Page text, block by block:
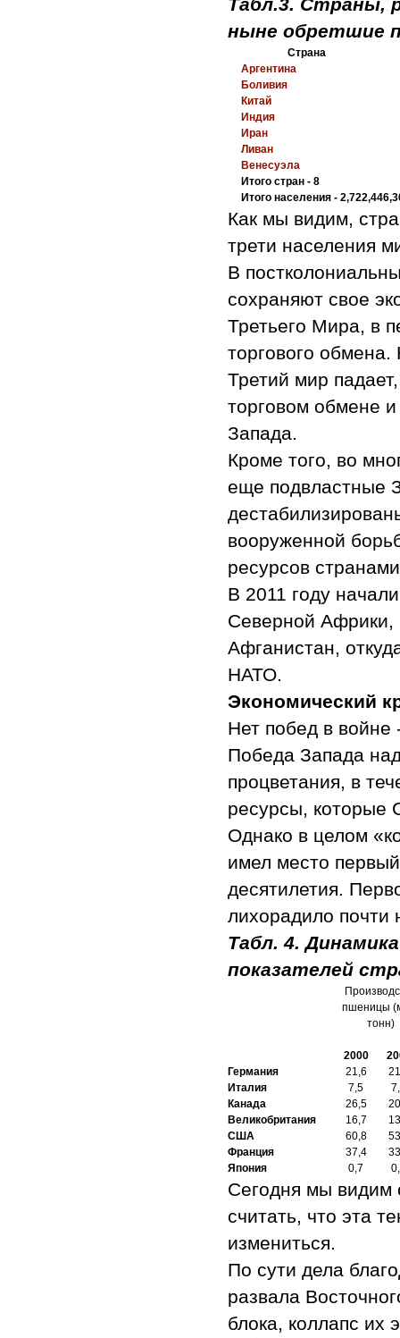
ныне обретшие
Страна
Аргентина
Боливия
Китай
Индия
Иран
Ливан
Венесуэла
Итого стран - 8
Итого населения -
Как мы видим,
трети населения
В
сохраняют свое
Третьего Мира, в
торгового
Третий мир
торговом обмене
Запада.
Кроме того, во
еще подвластные
вооруженной
ресурсов
В 2011 году
Северной Африки,
Афганистан,
НАТО.
Экономический
Нет побед в войне
Победа Запада
процветания, в
ресурсы, которые
Однако в целом
имел место
десятилетия.
лихорадило почти
Табл. 4.
показателей
пшеницы
тонн)
2000
Германия
21,6
Италия
7,5
Канада
26,5
Великобритания
16,7
США
60,8
Франция
37,4
Япония
0,7
Сегодня мы видим
считать, что эта
измениться.
По сути дела
развала
блока, коллапс их